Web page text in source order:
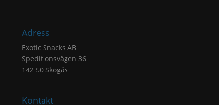
Adress
Exotic Snacks AB
Speditionsvägen 36
142 50 Skogås
Kontakt